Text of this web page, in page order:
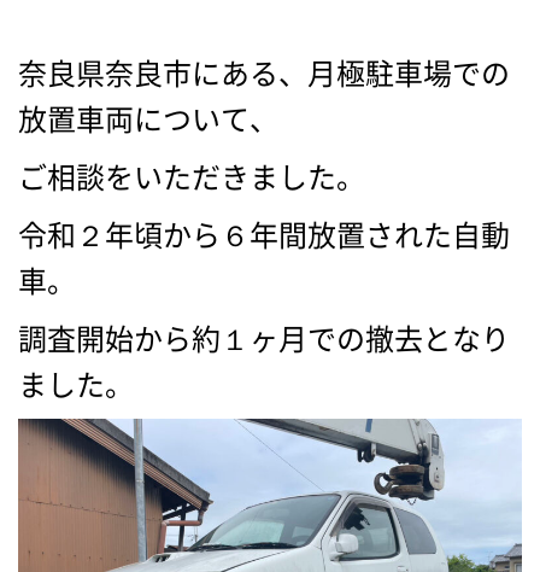
奈良県奈良市にある、月極駐車場での
放置車両について、
ご相談をいただきました。
令和２年頃から６年間放置された自動
車。
調査開始から約１ヶ月での撤去となり
ました。